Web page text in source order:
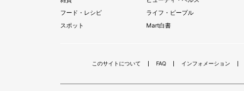
フード・レシピ
スポット
ライフ・ピープル
Mart白書
このサイトについて FAQ インフォメーション